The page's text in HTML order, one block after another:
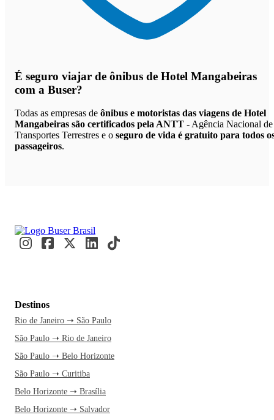
É seguro viajar de ônibus de Hotel Mangabeiras
com a Buser?
Todas as empresas de ônibus e motoristas das viagens de Hotel
Mangabeiras são certificados pela ANTT - Agência Nacional de
Transportes Terrestres e o seguro de vida é gratuito para todos
passageiros.
Destinos
Rio de Janeiro ➝ São Paulo
São Paulo ➝ Rio de Janeiro
São Paulo ➝ Belo Horizonte
São Paulo ➝ Curitiba
Belo Horizonte ➝ Brasília
Belo Horizonte ➝ Salvador